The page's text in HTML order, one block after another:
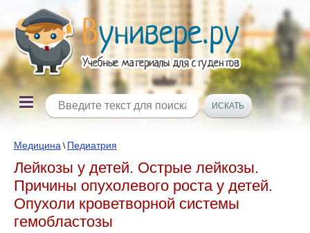
Медицина \ Педиатрия
Лейкозы у детей. Острые лейкозы.
Причины опухолевого роста у детей.
Опухоли кроветворной системы
гемобластозы